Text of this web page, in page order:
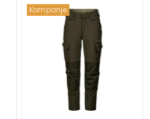
Kampanje